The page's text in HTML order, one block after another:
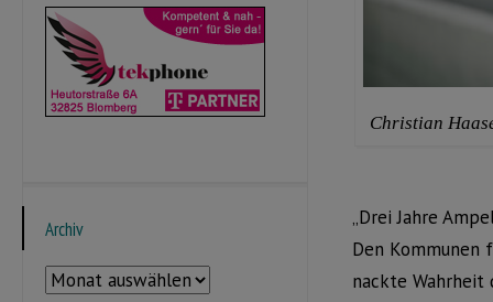
Christian
„Drei Jahre
Den Kommunen
nackte Wahrheit
Archiv
Archiv